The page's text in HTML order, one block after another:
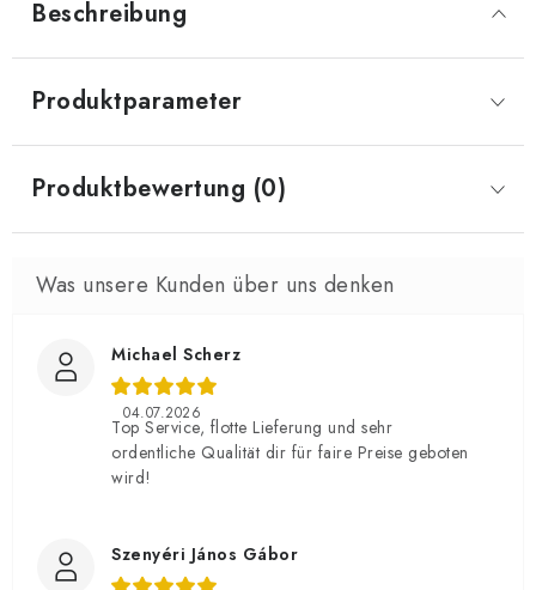
Beschreibung
Produktparameter
Produktbewertung (0)
Michael Scherz
04.07.2026
Top Service, flotte Lieferung und sehr
ordentliche Qualität dir für faire Preise geboten
wird!
Szenyéri János Gábor